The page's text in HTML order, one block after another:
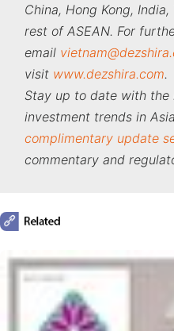
China, Hong Kong,
rest of ASEAN. For
email
visit www.dezshira.com.
Stay up to date with the
investment trends in
complimentary update
commentary and